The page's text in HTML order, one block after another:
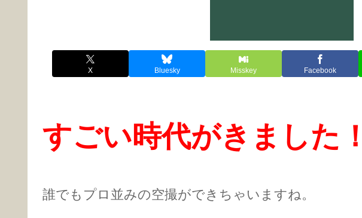
X Bluesky Misskey Facebook
すごい時代がきました！
誰でもプロ並みの空撮ができちゃいますね。